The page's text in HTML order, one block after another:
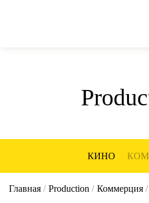
КИНО
Главная / Production / Коммерция /